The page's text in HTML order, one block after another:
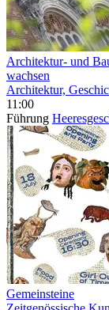
Architektur- und
wachsen
Architektur,
11:00
Führung
Gemeinsteine